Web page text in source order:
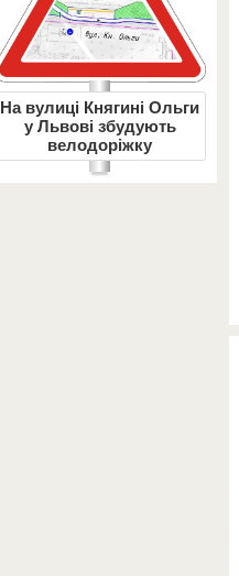
На вулиці Княгині Ольги
у Львові збудують
велодоріжку